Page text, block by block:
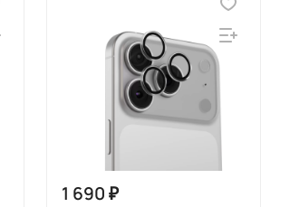
1 690 ₽